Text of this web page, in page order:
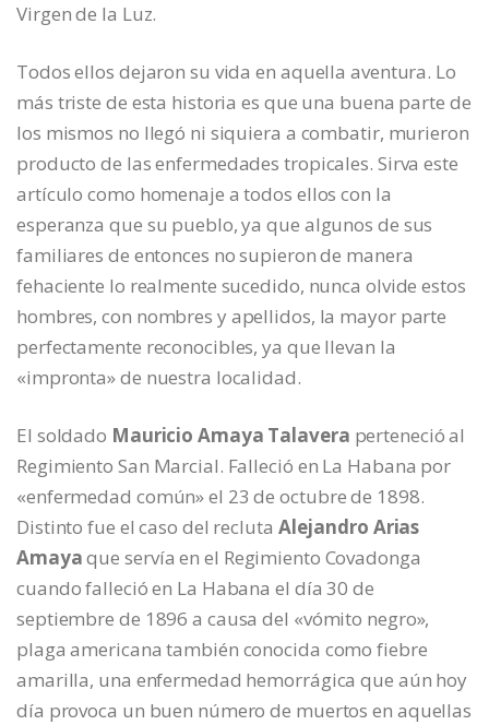
Virgen de la Luz.
Todos ellos dejaron su vida en aquella aventura. Lo
más triste de esta historia es que una buena parte de
los mismos no llegó ni siquiera a combatir, murieron
producto de las enfermedades tropicales. Sirva este
artículo como homenaje a todos ellos con la
esperanza que su pueblo, ya que algunos de sus
familiares de entonces no supieron de manera
fehaciente lo realmente sucedido, nunca olvide estos
hombres, con nombres y apellidos, la mayor parte
perfectamente reconocibles, ya que llevan la
«impronta» de nuestra localidad.
El soldado Mauricio Amaya Talavera perteneció al
Regimiento San Marcial. Falleció en La Habana por
«enfermedad común» el 23 de octubre de 1898.
Distinto fue el caso del recluta Alejandro Arias
Amayaque servía en el Regimiento Covadonga
cuando falleció en La Habana el día 30 de
septiembre de 1896 a causa del «vómito negro»,
plaga americana también conocida como fiebre
amarilla, una enfermedad hemorrágica que aún hoy
día provoca un buen número de muertos en aquellas